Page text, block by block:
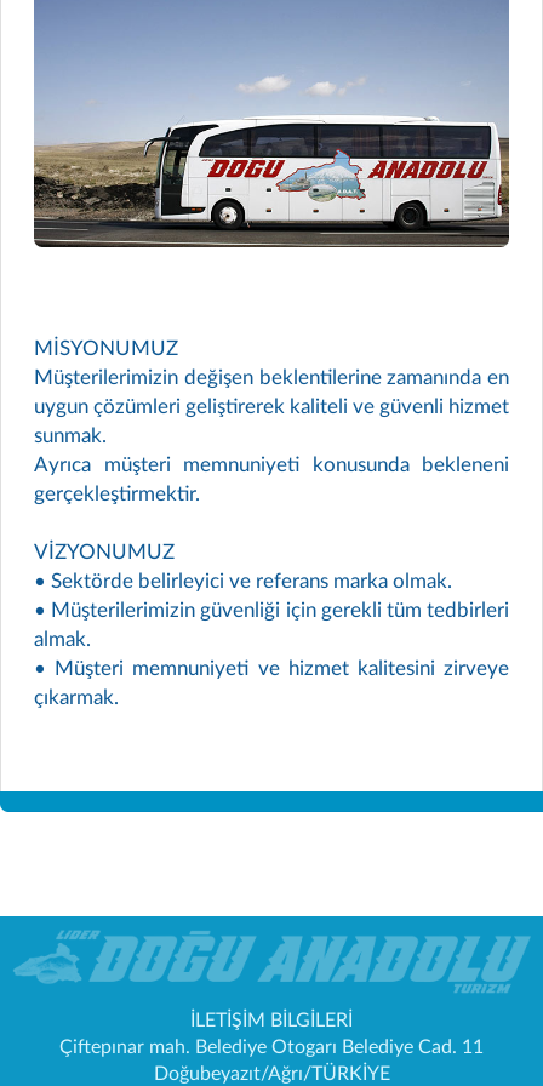
MİSYONUMUZ
Müşterilerimizin değişen beklentilerine zamanında en
uygun çözümleri geliştirerek kaliteli ve güvenli hizmet
sunmak.
Ayrıca müşteri memnuniyeti konusunda bekleneni
gerçekleştirmektir.
VİZYONUMUZ
• Sektörde belirleyici ve referans marka olmak.
• Müşterilerimizin güvenliği için gerekli tüm tedbirleri
almak.
• Müşteri memnuniyeti ve hizmet kalitesini zirveye
çıkarmak.
İLETİŞİM BİLGİLERİ
Çiftepınar mah. Belediye Otogarı Belediye Cad. 11
Doğubeyazıt/Ağrı/TÜRKİYE